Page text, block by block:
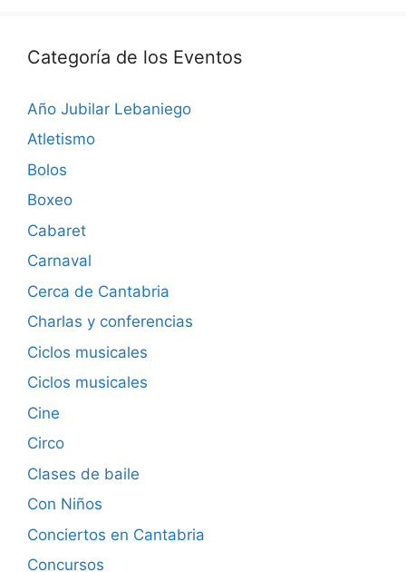
Categoría de los Eventos
Año Jubilar Lebaniego
Atletismo
Bolos
Boxeo
Cabaret
Carnaval
Cerca de Cantabria
Charlas y conferencias
Ciclos musicales
Ciclos musicales
Cine
Circo
Clases de baile
Con Niños
Conciertos en Cantabria
Concursos